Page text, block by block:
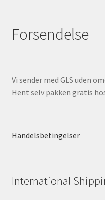
Forsendelse
Vi sender med GLS uden
Hent selv pakken gratis
Handelsbetingelser
International